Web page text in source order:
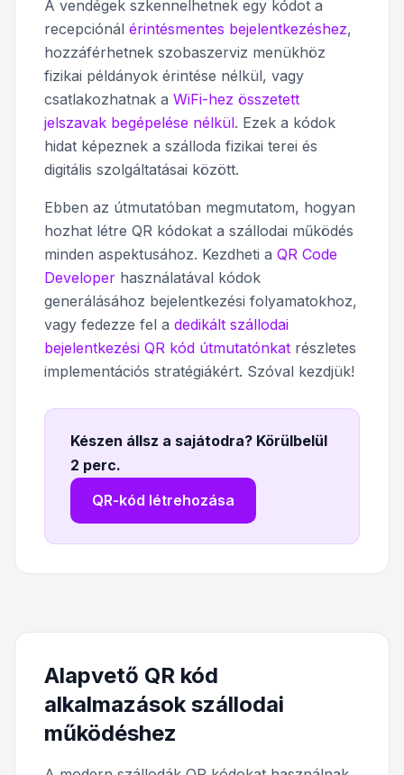
A vendégek szkennelhetnek egy kódot a
recepciónál érintésmentes bejelentkezéshez,
hozzáférhetnek szobaszerviz menükhöz
fizikai példányok érintése nélkül, vagy
csatlakozhatnak a WiFi-hez összetett
jelszavak begépelése nélkül. Ezek a kódok
hidat képeznek a szálloda fizikai terei és
digitális szolgáltatásai között.
Ebben az útmutatóban megmutatom, hogyan
hozhat létre QR kódokat a szállodai működés
minden aspektusához. Kezdheti a QR Code
Developer használatával kódok
generálásához bejelentkezési folyamatokhoz,
vagy fedezze fel a dedikált szállodai
bejelentkezési QR kód útmutatónkat részletes
implementációs stratégiákért. Szóval kezdjük!
Készen állsz a sajátodra? Körülbelül
2 perc.
QR-kód létrehozása
Alapvető QR kód
alkalmazások szállodai
működéshez